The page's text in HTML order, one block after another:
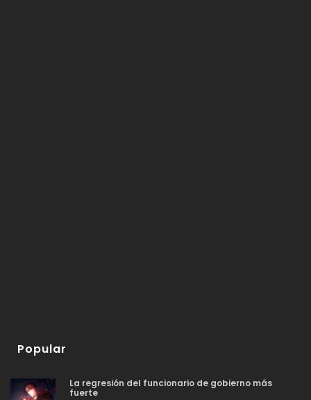
Popular
La regresión del funcionario de gobierno más
fuerte